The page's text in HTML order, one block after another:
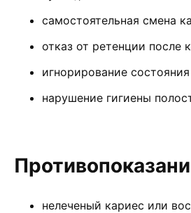
самостоятельная смена
отказ от ретенции после
игнорирование
нарушение гигиены
нелеченый кариес или